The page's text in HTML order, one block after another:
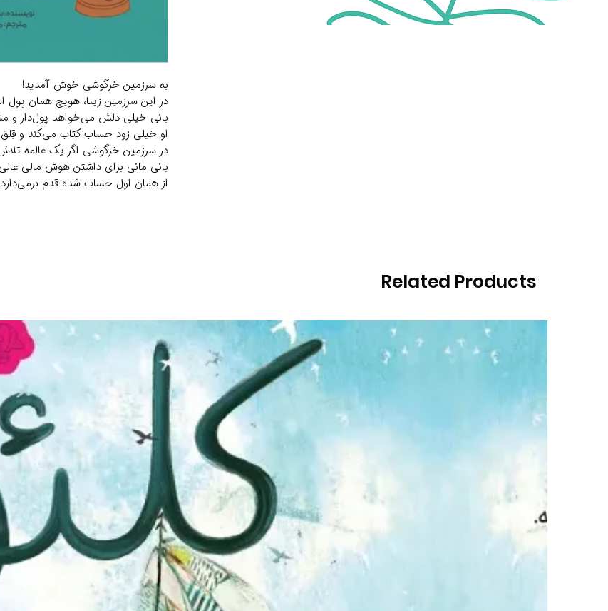
به سرزمین خرگوشی خوش آمدید!
در این سرزمین زیبا، هویج همان پول
بانی خیلی دلش می‌خواهد پول‌دار و
او خیلی زود حساب کتاب می‌کند و
در سرزمین خرگوشی اگر یک عالمه
بانی مانی برای داشتن هوش مالی عالی
از همان اول حساب شده قدم
Related Products